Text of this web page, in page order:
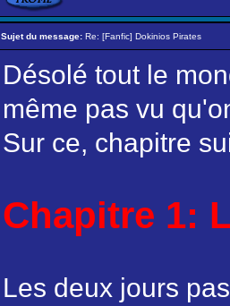
Sujet du message: Re: [Fanfic] Dokinios Pirates
Désolé tout le
même pas vu
Sur ce, chapitre
Chapitre 1:
Les deux jours